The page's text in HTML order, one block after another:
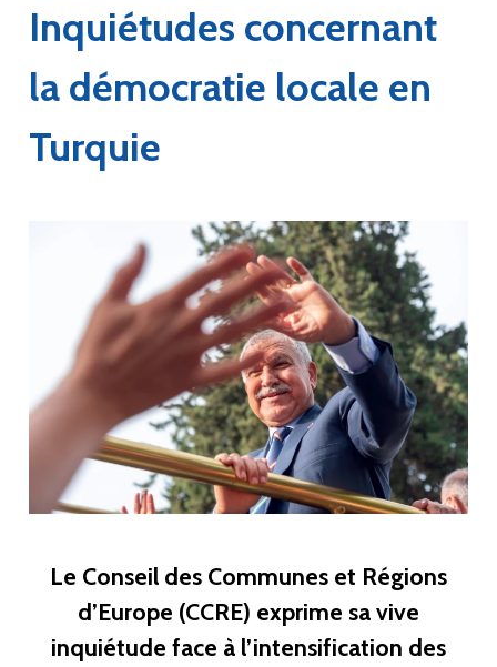
Inquiétudes concernant
la démocratie locale en
Turquie
Le Conseil des Communes et Régions
d’Europe (CCRE) exprime sa vive
inquiétude face à l’intensification des